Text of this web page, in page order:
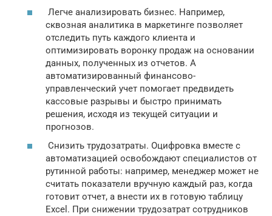
Легче анализировать бизнес. Например,
сквозная аналитика в маркетинге позволяет
отследить путь каждого клиента и
оптимизировать воронку продаж на основании
данных, полученных из отчетов. А
автоматизированный финансово-
управленческий учет помогает предвидеть
кассовые разрывы и быстро принимать
решения, исходя из текущей ситуации и
прогнозов.
Снизить трудозатраты. Оцифровка вместе с
автоматизацией освобождают специалистов от
рутинной работы: например, менеджер может не
считать показатели вручную каждый раз, когда
готовит отчет, а внести их в готовую таблицу
Excel. При снижении трудозатрат сотрудников